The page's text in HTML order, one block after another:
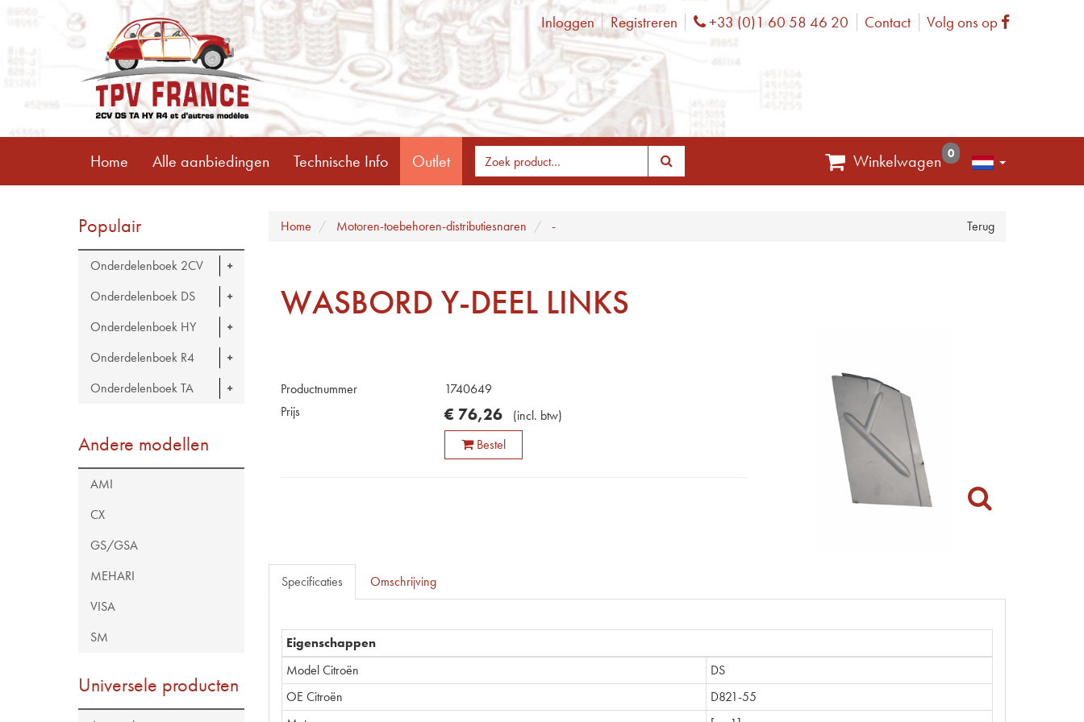
Inloggen Registreren Phone
+33 (0)1 60 58 46 20 Contact Volg ons op Facebook
Home Alle aanbiedingen Technische Info Outlet Winkelwagen 0
Populair
Onderdelenboek 2CV
Onderdelenboek DS
Onderdelenboek HY
Onderdelenboek R4
Onderdelenboek TA
Andere modellen
AMI
CX
GS/GSA
MEHARI
VISA
SM
Universele producten
Terug
Home Motoren-toebehoren-distributiesnaren -
WASBORD Y-DEEL LINKS
Productnummer
1740649
Prijs
€ 76,26 (incl. btw)
Bestel
Specificaties Omschrijving
Eigenschappen
Model Citroën
DS
OE Citroën
D821-55